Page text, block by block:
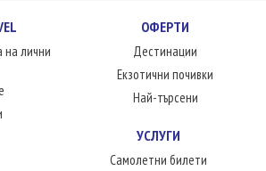
на лични
ОФЕРТИ
Дестинации
Екзотични почивки
Най-търсени
УСЛУГИ
Самолетни билети